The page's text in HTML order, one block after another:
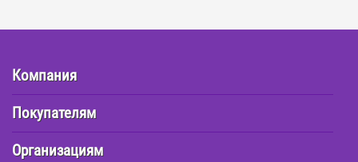
Компания
Покупателям
Организациям